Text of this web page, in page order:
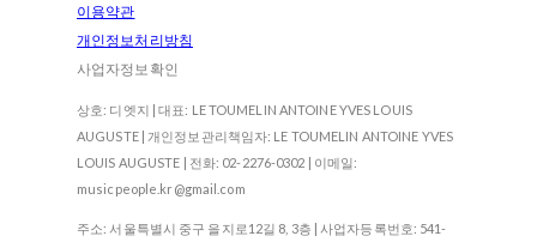
이용약관
개인정보처리방침
사업자정보확인
상호: 디엣지 | 대표: LE TOUMELIN ANTOINE YVES LOUIS
AUGUSTE | 개인정보관리책임자: LE TOUMELIN ANTOINE YVES
LOUIS AUGUSTE | 전화: 02-2276-0302 | 이메일:
musicpeople.kr@gmail.com
주소: 서울특별시 중구 을지로12길 8, 3층 | 사업자등록번호: 541-